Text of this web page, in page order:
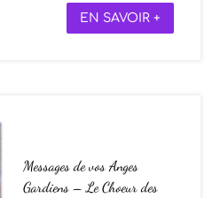
EN SAVOIR +
Messages de vos Anges
Gardiens – Le Choeur des